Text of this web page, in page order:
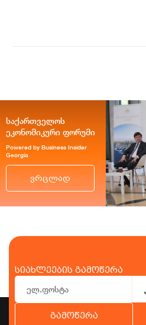
საქართველოს
ეკონომიკური ფორუმი
Powered by Business Insider
Georgia
ვრცლად
სიახლეების გამოწერა
გამოწერა